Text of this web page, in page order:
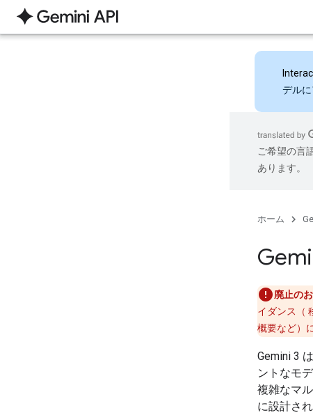
デル
ご希望の言
あります。
ホーム
廃止の
イダンス（
概要など）
Gemini 3
ントなモ
複雑なマ
に設計さ